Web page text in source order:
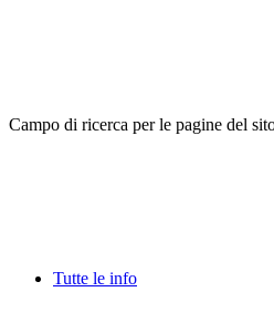
Campo di ricerca per le pagine del
Tutte le info